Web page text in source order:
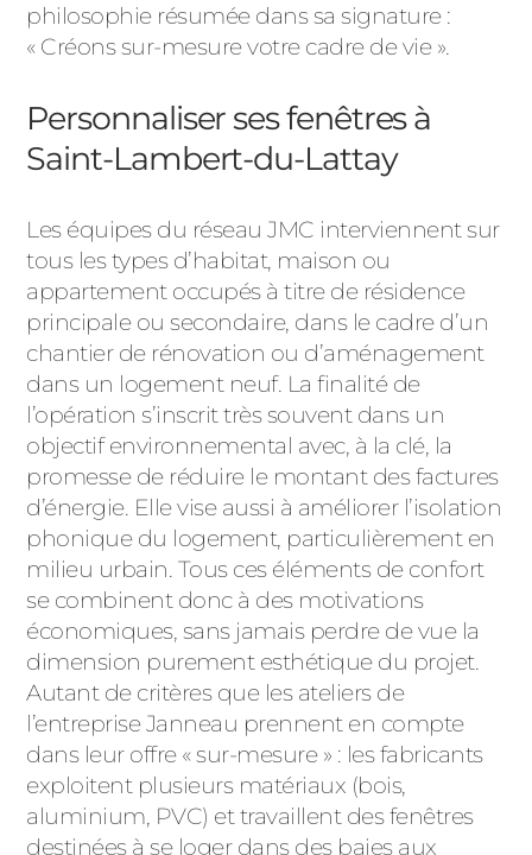
philosophie résumée dans sa signature :
« Créons sur-mesure votre cadre de vie ».
Personnaliser ses fenêtres à
Saint-Lambert-du-Lattay
Les équipes du réseau JMC interviennent sur
tous les types d’habitat, maison ou
appartement occupés à titre de résidence
principale ou secondaire, dans le cadre d’un
chantier de rénovation ou d’aménagement
dans un logement neuf. La finalité de
l’opération s’inscrit très souvent dans un
objectif environnemental avec, à la clé, la
promesse de réduire le montant des factures
d’énergie. Elle vise aussi à améliorer l’isolation
phonique du logement, particulièrement en
milieu urbain. Tous ces éléments de confort
se combinent donc à des motivations
économiques, sans jamais perdre de vue la
dimension purement esthétique du projet.
Autant de critères que les ateliers de
l’entreprise Janneau prennent en compte
dans leur offre « sur-mesure » : les fabricants
exploitent plusieurs matériaux (bois,
aluminium, PVC) et travaillent des fenêtres
destinées à se loger dans des baies aux